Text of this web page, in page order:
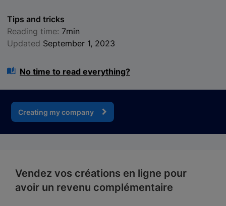
Tips and tricks
Reading time: 7min
Updated September 1, 2023
No time to read everything?
Creating my company
Vendez vos créations en ligne pour
avoir un revenu complémentaire